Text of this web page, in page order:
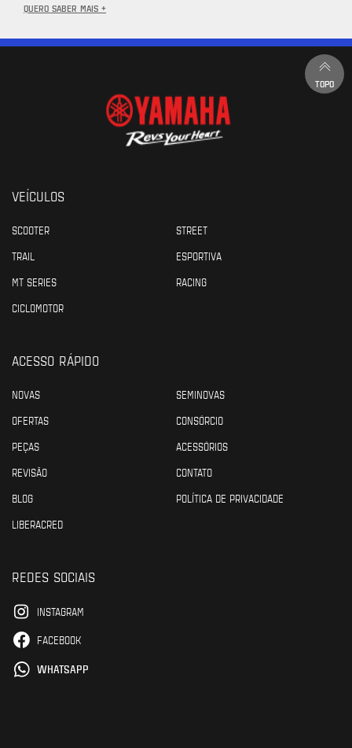
QUERO SABER MAIS +
TOPO
VEÍCULOS
SCOOTER
STREET
TRAIL
ESPORTIVA
MT SERIES
RACING
CICLOMOTOR
ACESSO RÁPIDO
NOVAS
SEMINOVAS
OFERTAS
CONSÓRCIO
PEÇAS
ACESSÓRIOS
REVISÃO
CONTATO
BLOG
POLÍTICA DE PRIVACIDADE
LIBERACRED
REDES SOCIAIS
INSTAGRAM
FACEBOOK
WHATSAPP